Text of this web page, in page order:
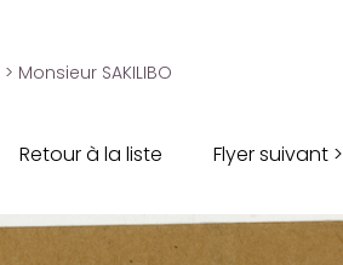
> Monsieur SAKILIBO
Retour à la liste Flyer suivant >